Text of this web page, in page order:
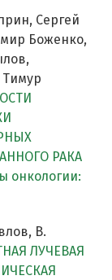
Сергей
Боженко,
РАКА
онкологии:
В.
ЛУЧЕВАЯ